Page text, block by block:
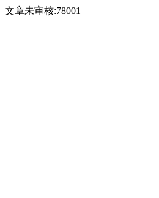
文章未审核:78001